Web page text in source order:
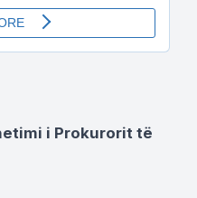
i Prokurorit të